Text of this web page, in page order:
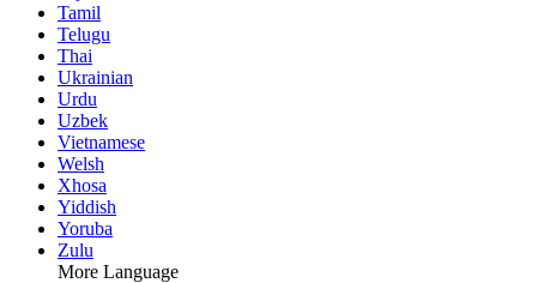
Tamil
Telugu
Thai
Ukrainian
Urdu
Uzbek
Vietnamese
Welsh
Xhosa
Yiddish
Yoruba
Zulu
More Language